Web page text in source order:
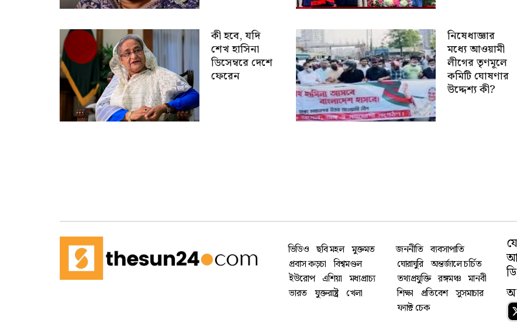
কী হবে, যদি
শেখ হাসিনা
ডিসেম্বরে দেশে
ফেরেন
নিষেধাজ্ঞার
মধ্যে আওয়ামী
লীগের তৃণমূলে
কমিটি ঘোষণার
উদ্দেশ্য কী?
ভিডিও ছবি মহল মুক্তমত
প্রবাস কড়চা বিশ্বমণ্ডল
ইউরোপ এশিয়া মধ্যপ্রাচ্য
ভারত যুক্তরাষ্ট্র খেলা
জননীতি ব্যবসাপাতি
ঘোরাঘুরি অন্তর্জালে চর্চিত
তথ্যপ্রযু্ক্তি রঙ্গমঞ্চ মানবী
শিক্ষা প্রতিবেশ সুসমাচার
ফ্যাক্ট চেক